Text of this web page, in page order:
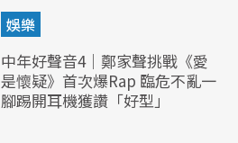
娛樂
中年好聲音4｜鄭家聲挑戰《愛
是懷疑》首次爆Rap 臨危不亂一
腳踢開耳機獲讚「好型」